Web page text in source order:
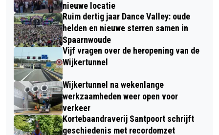
nieuwe locatie
Ruim dertig jaar Dance Valley: oude
helden en nieuwe sterren samen in
Spaarnwoude
Vijf vragen over de heropening van de
Wijkertunnel
Wijkertunnel na wekenlange
werkzaamheden weer open voor
verkeer
Kortebaandraverij Santpoort schrijft
geschiedenis met recordomzet